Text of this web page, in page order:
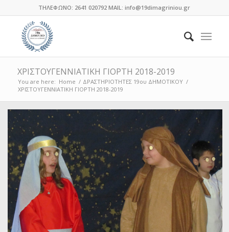
ΤΗΛΕΦΩΝΟ: 2641 020792 MAIL: info@19dimagriniou.gr
ΧΡΙΣΤΟΥΓΕΝΝΙΑΤΙΚΗ ΓΙΟΡΤΗ 2018-2019
You are here: Home / ΔΡΑΣΤΗΡΙΟΤΗΤΕΣ 19ου ΔΗΜΟΤΙΚΟΥ /
ΧΡΙΣΤΟΥΓΕΝΝΙΑΤΙΚΗ ΓΙΟΡΤΗ 2018-2019